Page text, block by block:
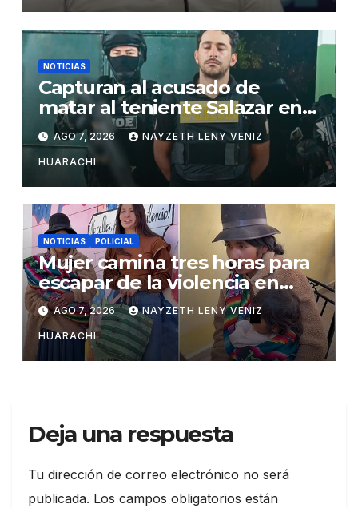
NOTICIAS
Capturan al acusado de
matar al teniente Salazar en
San Matías
AGO 7, 2026 NAYZETH LENY VENIZ
HUARACHI
NOTICIAS POLICIAL
Mujer camina tres horas para
escapar de la violencia en
Potosí
AGO 7, 2026 NAYZETH LENY VENIZ
HUARACHI
Deja una respuesta
Tu dirección de correo electrónico no será
publicada. Los campos obligatorios están